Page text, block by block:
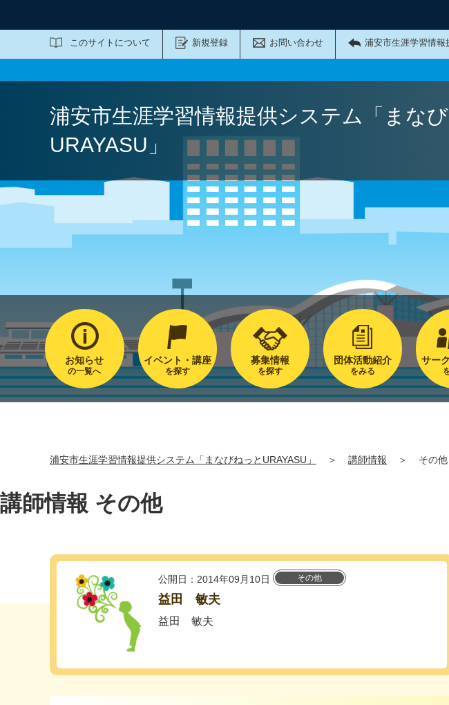
このサイトについて 新規登録 お問い合わせ 浦安市生涯学習情報
サイト内検索
浦安市生涯学習情報提供システム「まな
URAYASU」
お知らせ
の一覧へ
イベント・講座
を探す
募集情報
を探す
団体活動紹介
をみる
サー
浦安市生涯学習情報提供システム「まなびねっとURAYASU」 ＞ 講師情報 ＞ その他
講師情報 その他
公開日：2014年09月10日 その他
益田 敏夫
益田 敏夫